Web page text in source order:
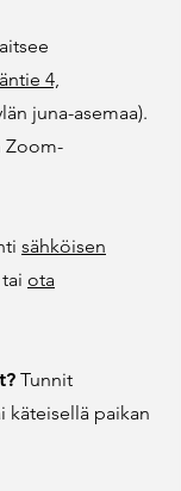
4,
juna-asemaa).
Zoom-
sähköisen
ota
Tunnit
käteisellä paikan